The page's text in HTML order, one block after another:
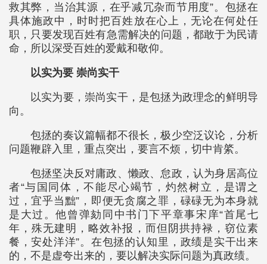
救其弊，当治其源，在乎减冗杂而节用度”。包拯在
具体施政中，时时把百姓放在心上，无论在何处任
职，只要发现百姓有急需解决的问题，都敢于为民请
命，所以深受百姓的爱戴和敬仰。
以实为要 崇尚实干
以实为要，崇尚实干，是包拯为政理念的鲜明导
向。
包拯的奏议篇幅都不很长，极少空泛议论，分析
问题鞭辟入里，重点突出，要言不烦，切中肯綮。
包拯坚决反对庸政、懒政、怠政，认为身居高位
者“与国同体，不能尽心竭节，灼然树立，是谓之
过，宜乎当黜”，即便无贪腐之罪，碌碌无为本身就
是大过。他曾弹劾同中书门下平章事宋庠“首尾七
年，殊无建明，略效补报，而但阴拱持禄，窃位素
餐，安处洋洋”。在包拯的认知里，政绩是实干出来
的，不是虚夸出来的，要以解决实际问题为真政绩。